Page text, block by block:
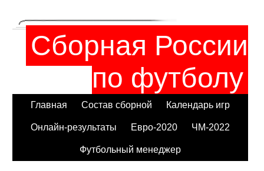
Сборная России
по футболу
Главная Состав сборной Календарь игр
Онлайн-результаты Евро-2020 ЧМ-2022
Футбольный менеджер